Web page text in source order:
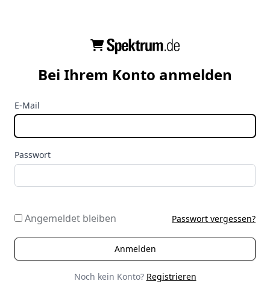
Bei Ihrem Konto anmelden
E-Mail
Passwort
Angemeldet bleiben Passwort vergessen?
Noch kein Konto? Registrieren